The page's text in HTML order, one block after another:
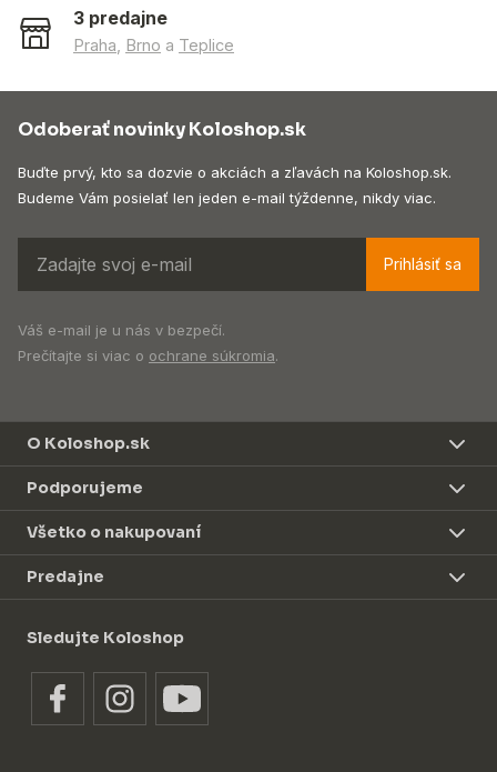
3 predajne
Praha Brno a Teplice
Odoberať novinky Koloshop.sk
Buďte prvý, kto sa dozvie o akciách a zľavách na Koloshop.sk.
Budeme Vám posielať len jeden e-mail týždenne, nikdy viac.
Prihlásiť sa
Váš e-mail je u nás v bezpečí.
Prečítajte si viac o ochrane súkromia.
O Koloshop.sk
Podporujeme
Všetko o nakupovaní
Predajne
Sledujte Koloshop